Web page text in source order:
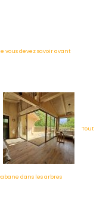
vous devez savoir avant
Tout
dans les arbres